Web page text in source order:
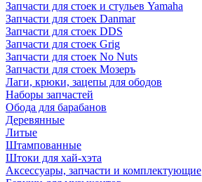
Запчасти для стоек и стульев Yamaha
Запчасти для стоек Danmar
Запчасти для стоек DDS
Запчасти для стоек Grig
Запчасти для стоек No Nuts
Запчасти для стоек Мозеръ
Лаги, крюки, зацепы для ободов
Наборы запчастей
Обода для барабанов
Деревянные
Литые
Штампованные
Штоки для хай-хэта
Аксессуары, запчасти и комплектующие